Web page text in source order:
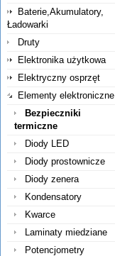
Baterie,Akumulatory,
Ładowarki
Druty
Elektronika użytkowa
Elektryczny osprzęt
Elementy elektroniczne
Bezpieczniki
termiczne
Diody LED
Diody prostownicze
Diody zenera
Kondensatory
Kwarce
Laminaty miedziane
Potencjometry